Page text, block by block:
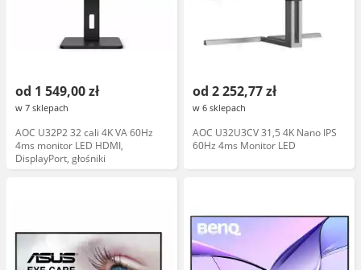
od 1 549,00 zł
w 7 sklepach
AOC U32P2 32 cali 4K VA 60Hz
4ms monitor LED HDMI,
DisplayPort, głośniki
od 2 252,77 zł
w 6 sklepach
AOC U32U3CV 31,5 4K Nano IPS
60Hz 4ms Monitor LED